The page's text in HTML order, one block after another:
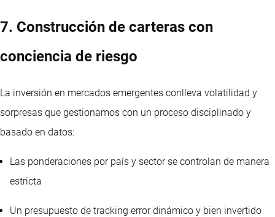
7. Construcción de carteras con
conciencia de riesgo
La inversión en mercados emergentes conlleva volatilidad y
sorpresas que gestionamos con un proceso disciplinado y
basado en datos:
Las ponderaciones por país y sector se controlan de manera
estricta
Un presupuesto de tracking error dinámico y bien invertido